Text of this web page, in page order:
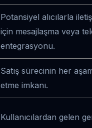
Potansiyel alıcılarla
için mesajlaşma veya
entegrasyonu.
Satış sürecinin her
etme imkanı.
Kullanıcılardan gelen